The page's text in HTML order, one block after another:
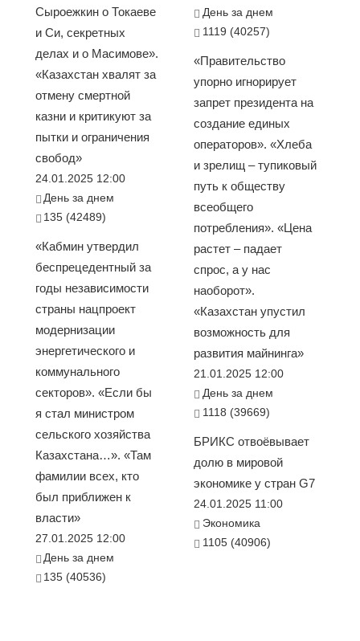
Сыроежкин о Токаеве
и Си, секретных
делах и о Масимове».
«Казахстан хвалят за
отмену смертной
казни и критикуют за
пытки и ограничения
свобод»
24.01.2025 12:00
День за днем
135 (42489)
«Кабмин утвердил
беспрецедентный за
годы независимости
страны нацпроект
модернизации
энергетического и
коммунального
секторов». «Если бы
я стал министром
сельского хозяйства
Казахстана…». «Там
фамилии всех, кто
был приближен к
власти»
27.01.2025 12:00
День за днем
135 (40536)
День за днем
1119 (40257)
«Правительство
упорно игнорирует
запрет президента на
создание единых
операторов». «Хлеба
и зрелищ – тупиковый
путь к обществу
всеобщего
потребления». «Цена
растет – падает
спрос, а у нас
наоборот».
«Казахстан упустил
возможность для
развития майнинга»
21.01.2025 12:00
День за днем
1118 (39669)
БРИКС отвоёвывает
долю в мировой
экономике у стран G7
24.01.2025 11:00
Экономика
1105 (40906)